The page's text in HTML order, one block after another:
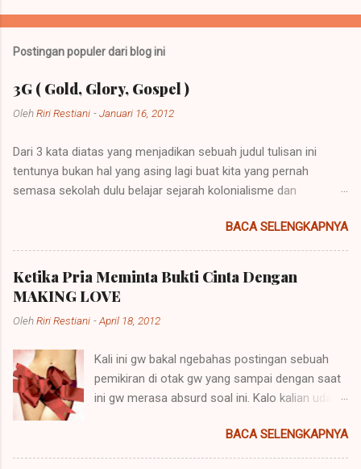
Postingan populer dari blog ini
3G ( Gold, Glory, Gospel )
OlehRiri Restiani -Januari 16, 2012
Dari 3 kata diatas yang menjadikan sebuah judul tulisan ini
tentunya bukan hal yang asing lagi buat kita yang pernah
semasa sekolah dulu belajar sejarah kolonialisme dan
bentuk kalimat yang mempunyai penjelasan yang berbeda
namun pada prinsipnya mempunyai maksud yang sama.
Imperialisme ialah sebuah kebijakan di mana sebuah negara
besar dapat memegang kendali atau pemerintahan atas daerah
lain agar negara itu bisa dipelihara atau berkembang. Sebuah
contoh imperialisme terjadi saat negara-negara itu
imperialisme berasal dari kata Latin "imperare" yang artinya
"memerintah". Hak untuk memerintah (imperare) disebut
"imperium". Orang yang diberi hak itu (diberi imperium) disebut
"imperator". Yang lazimnya diberi imperium itu ialah raja, dan
karena itu lambat-laun raja disebut imperator dan kerajaannya
(ialah daerah dimana imper...
BACA SELENGKAPNYA
Ketika Pria Meminta Bukti Cinta Dengan
MAKING LOVE
OlehRiri Restiani -April 18, 2012
Kali ini gw bakal ngebahas postingan sebuah
pemikiran di otak gw yang sampai dengan saat
ini gw merasa absurd soal ini. Kalo kalian udah
yang akan dibahas disini.hehe Kenapa?
Kenapa? Kenapa? Kenapa? dan Kenapa?
BACA SELENGKAPNYA